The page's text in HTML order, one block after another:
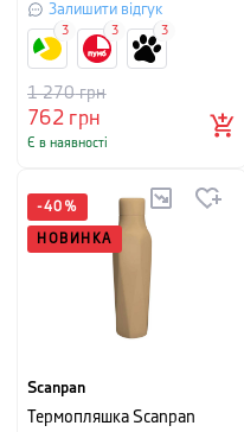
Залишити відгук
762 грн
1 270грн
Є в наявності
3 3 3
-40 %
НОВИНКА
Scanpan
Термопляшка Scanpan